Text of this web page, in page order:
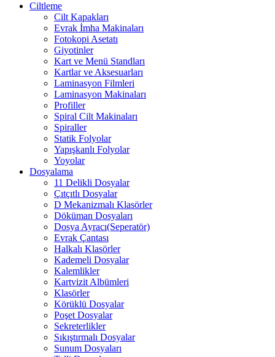
Ciltleme
Cilt Kapakları
Evrak İmha Makinaları
Fotokopi Asetatı
Giyotinler
Kart ve Menü Standları
Kartlar ve Aksesuarları
Laminasyon Filmleri
Laminasyon Makinaları
Profiller
Spiral Cilt Makinaları
Spiraller
Statik Folyolar
Yapışkanlı Folyolar
Yoyolar
Dosyalama
11 Delikli Dosyalar
Çıtçıtlı Dosyalar
D Mekanizmalı Klasörler
Döküman Dosyaları
Dosya Ayracı(Seperatör)
Evrak Çantası
Halkalı Klasörler
Kademeli Dosyalar
Kalemlikler
Kartvizit Albümleri
Klasörler
Körüklü Dosyalar
Poşet Dosyalar
Sekreterlikler
Sıkıştırmalı Dosyalar
Sunum Dosyaları